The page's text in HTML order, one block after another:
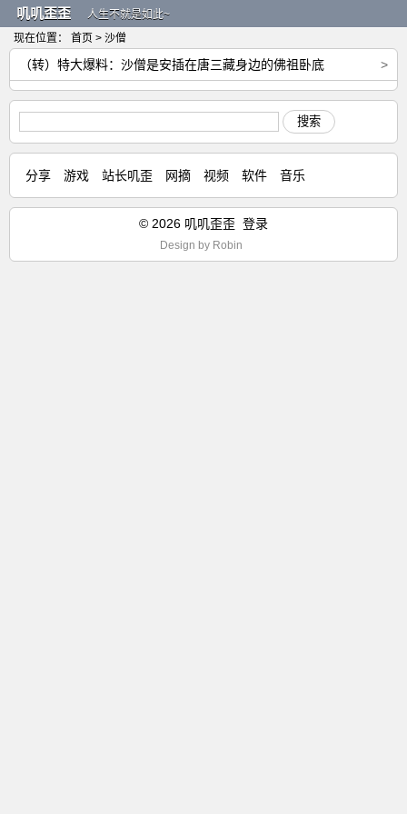
叽叽歪歪
人生不就是如此~
现在位置： 首页 > 沙僧
>
（转）特大爆料：沙僧是安插在唐三藏身边的佛祖卧底
搜索
分享 游戏 站长叽歪 网摘 视频 软件 音乐
© 2026 叽叽歪歪 登录
Design by Robin